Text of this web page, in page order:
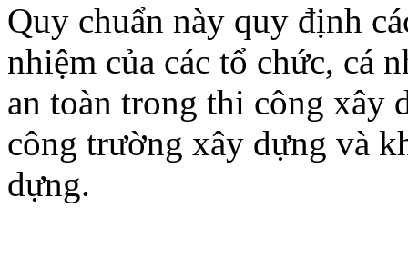
Quy chuẩn này quy định
nhiệm của các tổ chức, cá
an toàn trong thi công xây
công trường xây dựng và
dựng.